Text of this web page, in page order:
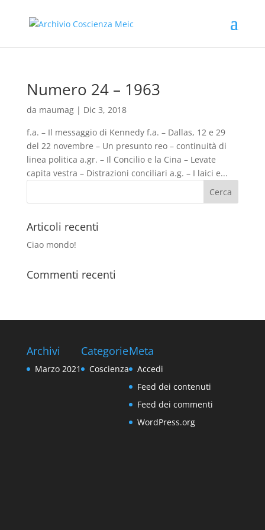
Numero 24 – 1963
da maumag| Dic 3, 2018
f.a. – Il messaggio di Kennedy f.a. – Dallas, 12 e 29
del 22 novembre – Un presunto reo – continuità di
linea politica a.gr. – Il Concilio e la Cina – Levate
capita vestra – Distrazioni conciliari a.g. – I laici e...
Articoli recenti
Ciao mondo!
Commenti recenti
Archivi
Marzo 2021
Categorie
Coscienza
Meta
Accedi
Feed dei contenuti
Feed dei commenti
WordPress.org